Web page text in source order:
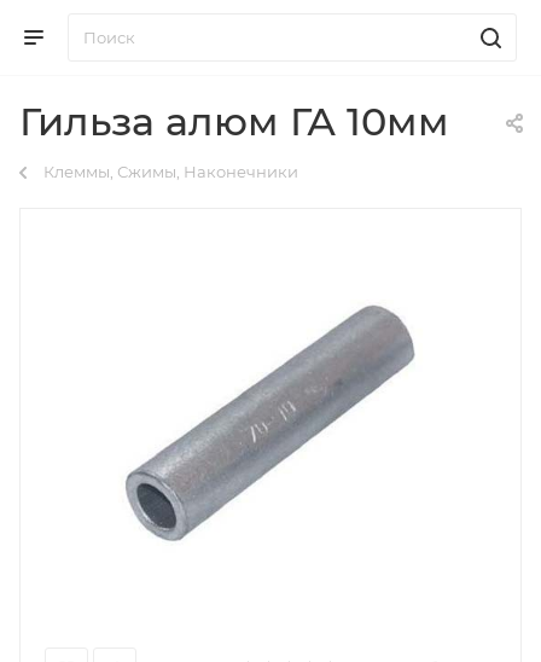
Гильза алюм ГА 10мм
Клеммы, Сжимы, Наконечники